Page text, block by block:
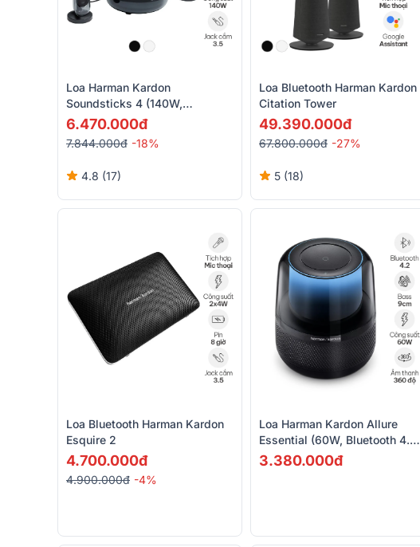
Loa Harman Kardon
Soundsticks 4 (140W,
Bluetooth, AUX)
6.470.000đ
7.844.000đ -18%
4.8 (17)
Loa Bluetooth Harman Kardon
Citation Tower
49.390.000đ
67.800.000đ -27%
5 (18)
Loa Bluetooth Harman Kardon
Esquire 2
4.700.000đ
4.900.000đ -4%
Loa Harman Kardon Allure
Essential (60W, Bluetooth 4.2,
Alexa)
3.380.000đ